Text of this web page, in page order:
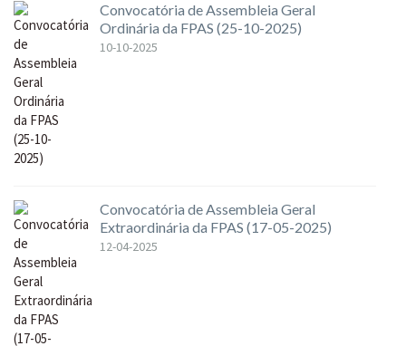
Convocatória de Assembleia Geral
Ordinária da FPAS (25-10-2025)
10-10-2025
Convocatória de Assembleia Geral
Extraordinária da FPAS (17-05-2025)
12-04-2025